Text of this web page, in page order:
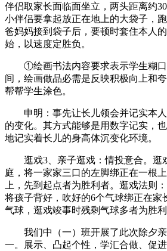
伴侣取家长面临面坐立，两头距离约
小伴侣要拿起放正在地上的大袋子，
爸妈妈接到袋子后，要顿时套住本人
始，以速度定胜负。
①绘画书法内容要求表示学生糊口
间，绘画做品必需是反映积极向上和
帮帮学生涂色。
申明：事先让长儿领会并记实本人
的变化。其方式能够是用数字记实，
地记实着长儿的身高体沉变化环境。
逛戏3、亲子逛戏：情投意合。逛
庭，将一家家三口的左脚绑正在一根
上，先到起点者为胜利者。逛戏法则
将孩子背好，吹好的6个气球绑正在家
气球，逛戏竣事时残剩气球多者为胜利
我们中（一）班开展了此次除夕
一。展示、凸起个性，学汇合做、促